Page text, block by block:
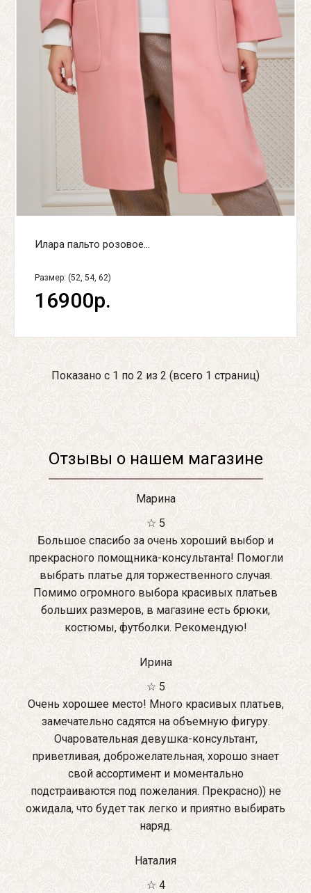
Илара пальто розовое...
Размер: (52, 54, 62)
16900р.
Показано с 1 по 2 из 2 (всего 1 страниц)
Отзывы о нашем магазине
Марина
☆ 5
Большое спасибо за очень хороший выбор и
прекрасного помощника-консультанта! Помогли
выбрать платье для торжественного случая.
Помимо огромного выбора красивых платьев
больших размеров, в магазине есть брюки,
костюмы, футболки. Рекомендую!
Ирина
☆ 5
Очень хорошее место! Много красивых платьев,
замечательно садятся на объемную фигуру.
Очаровательная девушка-консультант,
приветливая, доброжелательная, хорошо знает
свой ассортимент и моментально
подстраиваются под пожелания. Прекрасно)) не
ожидала, что будет так легко и приятно выбирать
наряд.
Наталия
☆ 4